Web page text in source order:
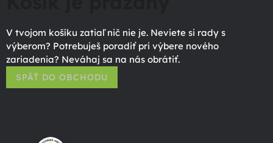
V tvojom košíku zatiaľ nič nie je. Neviete si rady s
výberom? Potrebuješ poradiť pri výbere nového
zariadenia? Neváhaj sa na nás obrátiť.
SPÄŤ DO OBCHODU